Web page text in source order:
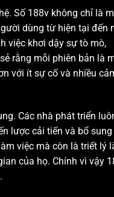
Số 188v không chỉ là
dùng từ hiện tại đến
việc khơi dậy sự tò mò,
rằng mỗi phiên bản là
với ít sự cố và nhiều
Các nhà phát triển
lược cải tiến và bổ sung
việc mà còn là triết lý
của họ. Chính vì vậy